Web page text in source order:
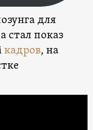
для
стал показ
кадров, на